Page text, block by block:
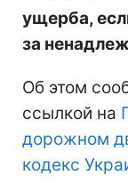
ущерба,
за
Об этом
ссылкой на
дорожном
кодекс